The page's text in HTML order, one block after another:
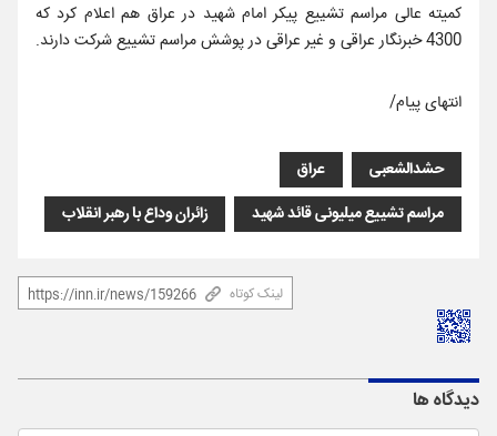
کمیته عالی مراسم تشییع پیکر امام شهید در عراق هم اعلام کرد که
4300 خبرنگار عراقی و غیر عراقی در پوشش مراسم تشییع شرکت دارند.
انتهای پیام/
حشدالشعبی
عراق
مراسم تشییع میلیونی قائد شهید
زائران وداع با رهبر انقلاب
لینک کوتاه
دیدگاه ها